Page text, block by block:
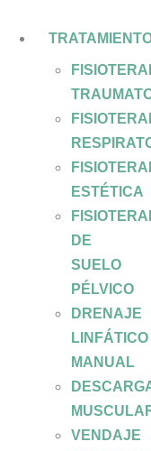
ESTÉTICA
DE
SUELO
PÉLVICO
DRENAJE
LINFÁTICO
MANUAL
VENDAJE